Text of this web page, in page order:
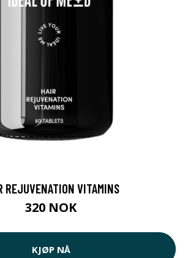
REJUVENATION VITAMINS
320 NOK
KJØP NÅ